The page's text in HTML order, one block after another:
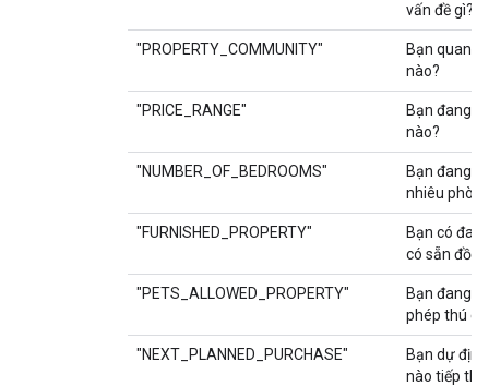
vấn đề gì?
"PROPERTY_COMMUNITY"
Bạn quan
nào?
"PRICE_RANGE"
Bạn đang
nào?
"NUMBER_OF_BEDROOMS"
Bạn đang
nhiêu
"FURNISHED_PROPERTY"
Bạn có
có sẵn đồ
"PETS_ALLOWED_PROPERTY"
Bạn đang
phép thú
"NEXT_PLANNED_PURCHASE"
Bạn dự
nào tiếp